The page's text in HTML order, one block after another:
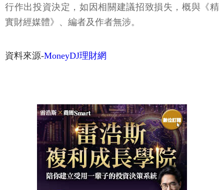
行作出投資決定，如因相關建議招致損失，概與《精
實財經媒體》、編者及作者無涉。
資料來源-MoneyDJ理財網